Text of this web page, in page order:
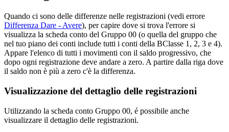
Quando ci sono delle differenze nelle registrazioni (vedi errore
Differenza Dare - Avere), per capire dove si trova l'errore si
visualizza la scheda conto del Gruppo 00 (o quella del gruppo che
nel tuo piano dei conti include tutti i conti della BClasse 1, 2, 3 e 4).
Appare l'elenco di tutti i movimenti con il saldo progressivo, che
dopo ogni registrazione deve andare a zero. A partire dalla riga dove
il saldo non è più a zero c'è la differenza.
Visualizzazione del dettaglio delle registrazioni
Utilizzando la scheda conto Gruppo 00, é possibile anche
visualizzare il dettaglio delle registrazioni.